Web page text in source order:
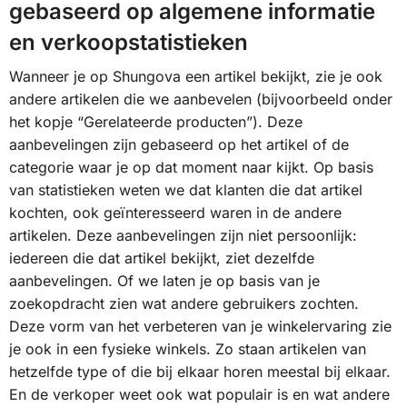
gebaseerd op algemene informatie
en verkoopstatistieken
Wanneer je op Shungova een artikel bekijkt, zie je ook
andere artikelen die we aanbevelen (bijvoorbeeld onder
het kopje “Gerelateerde producten”). Deze
aanbevelingen zijn gebaseerd op het artikel of de
categorie waar je op dat moment naar kijkt. Op basis
van statistieken weten we dat klanten die dat artikel
kochten, ook geïnteresseerd waren in de andere
artikelen. Deze aanbevelingen zijn niet persoonlijk:
iedereen die dat artikel bekijkt, ziet dezelfde
aanbevelingen. Of we laten je op basis van je
zoekopdracht zien wat andere gebruikers zochten.
Deze vorm van het verbeteren van je winkelervaring zie
je ook in een fysieke winkels. Zo staan artikelen van
hetzelfde type of die bij elkaar horen meestal bij elkaar.
En de verkoper weet ook wat populair is en wat andere